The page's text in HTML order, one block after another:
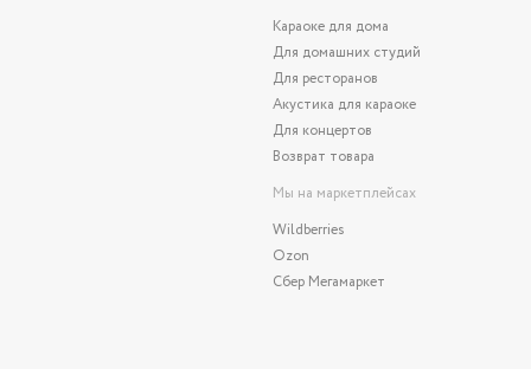
Караоке для дома
Для домашних студий
Для ресторанов
Акустика для караоке
Для концертов
Возврат товара
Мы на маркетплейсах
Wildberries
Ozon
Сбер Мегамаркет